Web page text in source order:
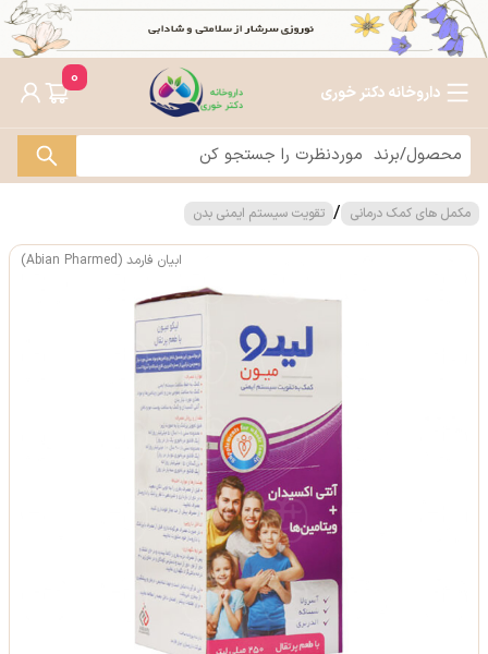
داروخانه دکتر خوری
0
مکمل های کمک درمانی / تقویت سیستم ایمنی بدن
ابیان فارمد (Abian Pharmed)